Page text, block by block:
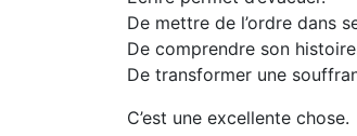
De mettre de l’ordre dans
De comprendre son
De transformer une
C’est une excellente chose.